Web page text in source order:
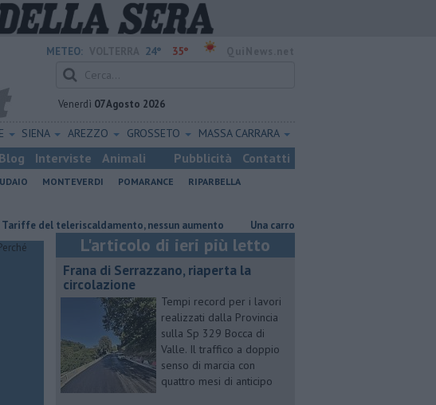
METEO: 24° 35°
Venerdì 07 Agosto 2026
SIENA AREZZO GROSSETO MASSA CARRARA
Blog Interviste Animali Pubblicità Contatti
MONTEVERDI POMARANCE
RIPARBELLA
teleriscaldamento, nessun aumento Una carrozzina in dono allla Croce Rossa
L'articolo di ieri più letto
Frana di Serrazzano, riaperta la
circolazione
Tempi record per i lavori
realizzati dalla Provincia
sulla Sp 329 Bocca di
Valle. Il traffico a doppio
senso di marcia con
quattro mesi di anticipo